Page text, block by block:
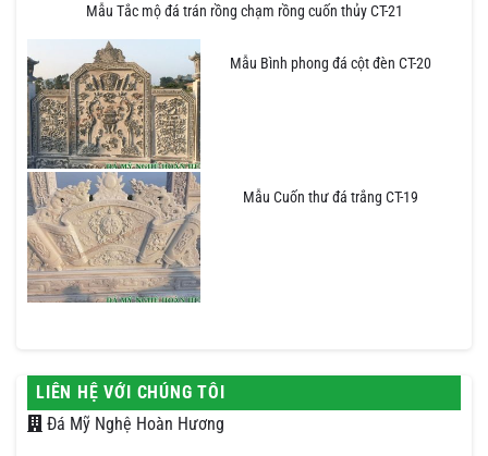
Mẫu Tắc mộ đá trán rồng chạm rồng cuốn thủy CT-21
Mẫu Bình phong đá cột đèn CT-20
Mẫu Cuốn thư đá trắng CT-19
LIÊN HỆ VỚI CHÚNG TÔI
Đá Mỹ Nghệ Hoàn Hương